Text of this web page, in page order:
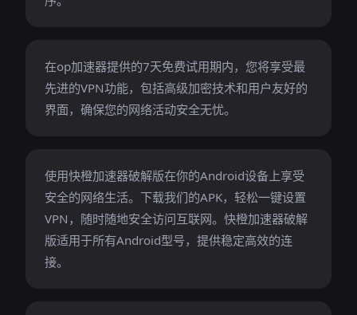
在op加速器提供的7天免费试用期内，您将享受最
先进的VPN功能，包括高级加密技术和用户友好的
界面，确保您的网络活动安全无忧。
使用快橙加速器破解版在你的Android设备上享受
安全的网络生活。下载我们的APK，轻松一键设置
VPN，随时随地安全访问互联网。快橙加速器破解
版适用于所有Android型号，提供稳定高效的连
接。